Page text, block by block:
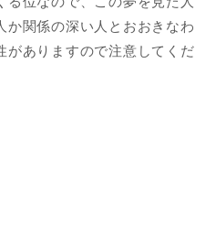
か関係の深い人とおおきなわ
がありますので注意してくだ